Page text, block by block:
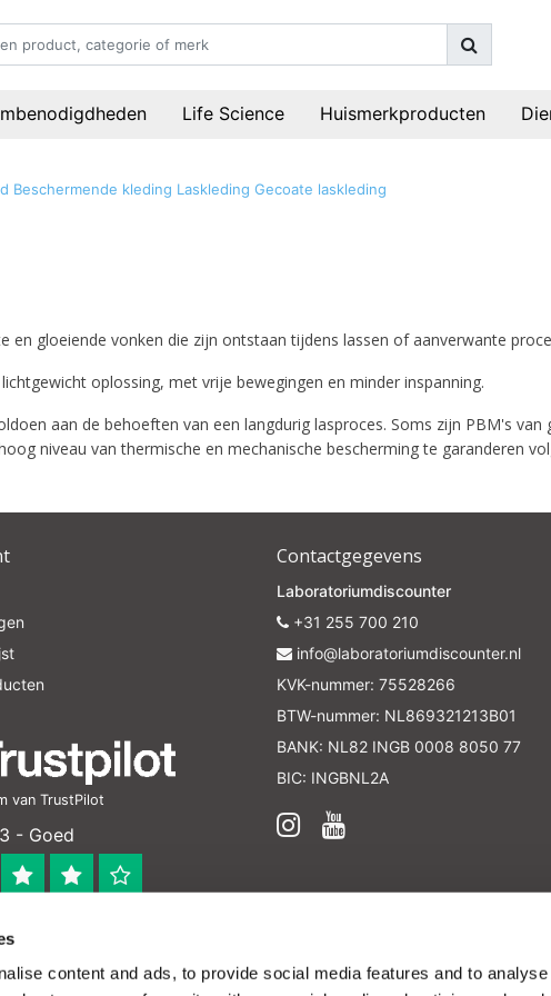
content and ads, to provide social media features and to
Life Science Huismerkproducten
Beschermende kleding Laskleding Gecoate laskleding
gloeiende vonken die zijn ontstaan tijdens lassen of aanverwante
oplossing, met vrije bewegingen en minder inspanning.
aan de behoeften van een langdurig lasproces. Soms zijn PBM's
niveau van thermische en mechanische bescherming te garanderen
van TrustPilot
- Goed
Contactgegevens
Laboratoriumdiscounter
+31 255 700 210
info@laboratoriumdiscounter.nl
KVK-nummer: 75528266
BTW-nummer: NL869321213B01
BANK: NL82 INGB 0008 8050 77
BIC: INGBNL2A
verleend worden en zijn enkel ter educatie en/of